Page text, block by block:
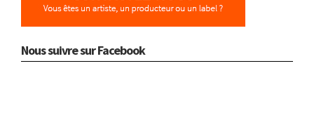
Nous suivre sur Facebook